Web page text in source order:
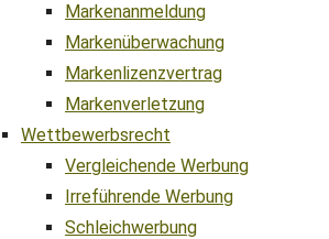
Markenanmeldung
Markenüberwachung
Markenlizenzvertrag
Markenverletzung
Wettbewerbsrecht
Vergleichende Werbung
Irreführende Werbung
Schleichwerbung